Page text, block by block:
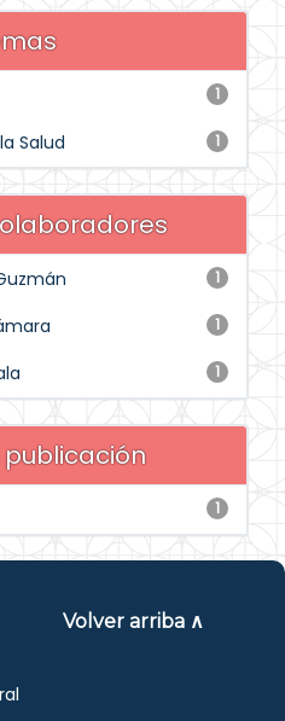
1
1
Salud
1
1
1
1
Volver arriba ∧